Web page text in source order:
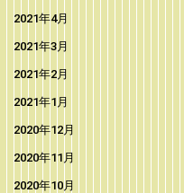
2021年4月
2021年3月
2021年2月
2021年1月
2020年12月
2020年11月
2020年10月